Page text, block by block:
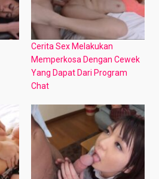
Cerita Sex Melakukan
Memperkosa Dengan Cewek
Yang Dapat Dari Program
Chat